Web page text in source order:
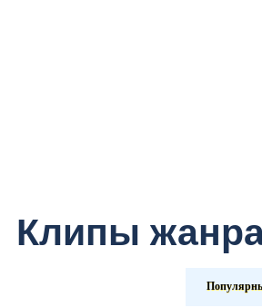
Клипы